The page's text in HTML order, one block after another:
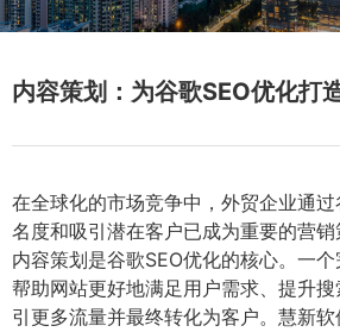
内容策划：为谷歌SEO优化打
在全球化的市场竞争中，外贸企业通
名度和吸引潜在客户已成为重要的营
内容策划是谷歌SEO优化的核心。一
帮助网站更好地满足用户需求、提升
引更多流量并最终转化为客户。慧新